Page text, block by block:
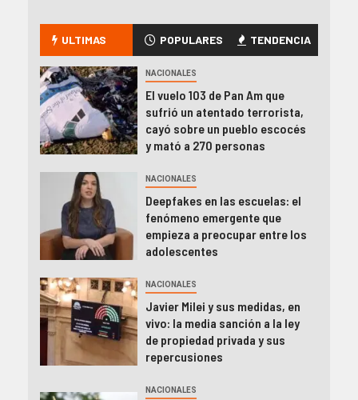
ULTIMAS POPULARES TENDENCIA
NACIONALES
El vuelo 103 de Pan Am que
sufrió un atentado terrorista,
cayó sobre un pueblo escocés
y mató a 270 personas
NACIONALES
Deepfakes en las escuelas: el
fenómeno emergente que
empieza a preocupar entre los
adolescentes
NACIONALES
Javier Milei y sus medidas, en
vivo: la media sanción a la ley
de propiedad privada y sus
repercusiones
NACIONALES